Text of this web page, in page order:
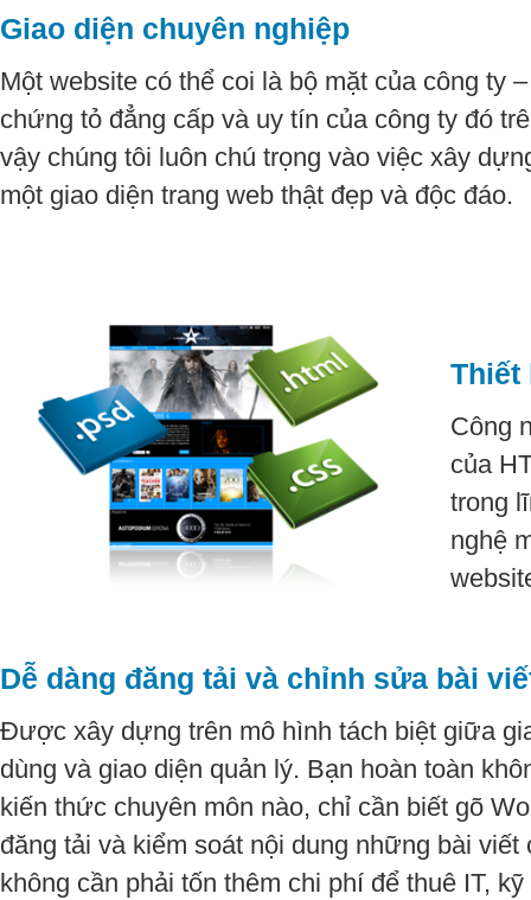
Giao diện chuyên nghiệp
Một website có thể coi là bộ mặt của công ty
chứng tỏ đẳng cấp và uy tín của công ty đó
vậy chúng tôi luôn chú trọng vào việc xây
một giao diện trang web thật đẹp và độc đáo.
Thiết
Công
của
trong
nghệ
Dễ dàng đăng tải và chỉnh sửa bài
Được xây dựng trên mô hình tách biệt giữa
dùng và giao diện quản lý. Bạn hoàn toàn
kiến thức chuyên môn nào, chỉ cần biết gõ
đăng tải và kiểm soát nội dung những bài viết
không cần phải tốn thêm chi phí để thuê IT,